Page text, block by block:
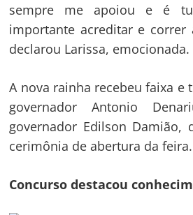
sempre me apoiou e é
importante acreditar e correr
declarou Larissa, emocionada.
A nova rainha recebeu faixa e
governador Antonio
governador Edilson Damião,
cerimônia de abertura da feira.
Concurso destacou